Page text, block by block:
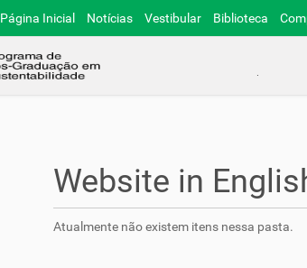
Página Inicial Notícias Vestibular Biblioteca
Website in
Atualmente não existem itens nessa pasta.